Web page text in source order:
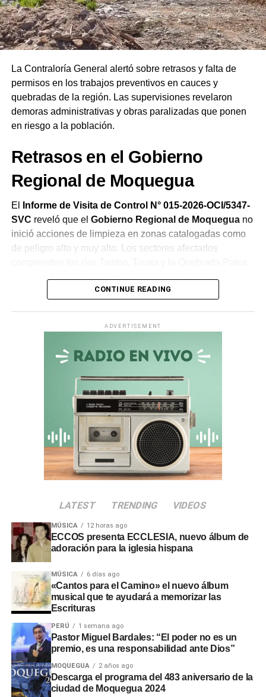
las autoridades salientes y entrantes. Finalmente,
remarcó que las Asambleas de Dios del Perú celebran su
19.ª Confraternidad Regional en Ilo reafirmando el
compromiso de la iglesia de orar constantemente por el
bienestar del país.
La Contraloría General alertó sobre retrasos y falta de
permisos en los trabajos preventivos en cauces y
quebradas de la región. Las supervisiones revelaron
demoras administrativas y obras paralizadas que ponen
en riesgo a la población.
Retrasos en el Gobierno
Regional de Moquegua
El
Informe de Visita de Control N° 015-2026-OCI/5347-
SVC reveló que el Gobierno Regional de Moqueguano
inició acciones de limpieza en zonas catalogadas como
de peligro alto y muy alto. Los sectores afectados
descolmatación adjudicado porS/ 70 000quedó
la nulidad del servicio debido a incompatibilidades en los
términos de referencia, dejando vulnerable a la zona.
Irregularidades en la
Municipalidad Distrital de San
Antonio
Informe de Visita de Control N° 017-2026-OCI/0446-
no aprobó el presupuesto para las
intervenciones en los sectores de Chamos del Pino y La
Rinconada, a pesar de disponer de recursos económicos
institucionales.
Adicionalmente, en el sector
laboró sin la autorización de laAutoridad Administrativa
del Agua. En Santo Domingo y El Conde, las labores
ingenieros residentes o inspectores.
Consecuencias y
recomendaciones ante El Niño
CONTINUE READING
ADVERTISEMENT
LATEST TRENDING VIDEOS
MÚSICA 12 horas ago
ECCOS presenta ECCLESIA, nuevo álbum de
adoración para la iglesia hispana
MÚSICA 6 días ago
«Cantos para el Camino» el nuevo álbum
musical que te ayudará a memorizar las
Escrituras
PERÚ 1 semana ago
Pastor Miguel Bardales: “El poder no es un
premio, es una responsabilidad ante Dios”
MOQUEGUA 2 años ago
Descarga el programa del 483 aniversario de la
ciudad de Moquegua 2024